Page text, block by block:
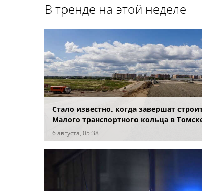
В тренде на этой неделе
Стало известно, когда завершат
Малого транспортного кольца в
6 августа, 05:38